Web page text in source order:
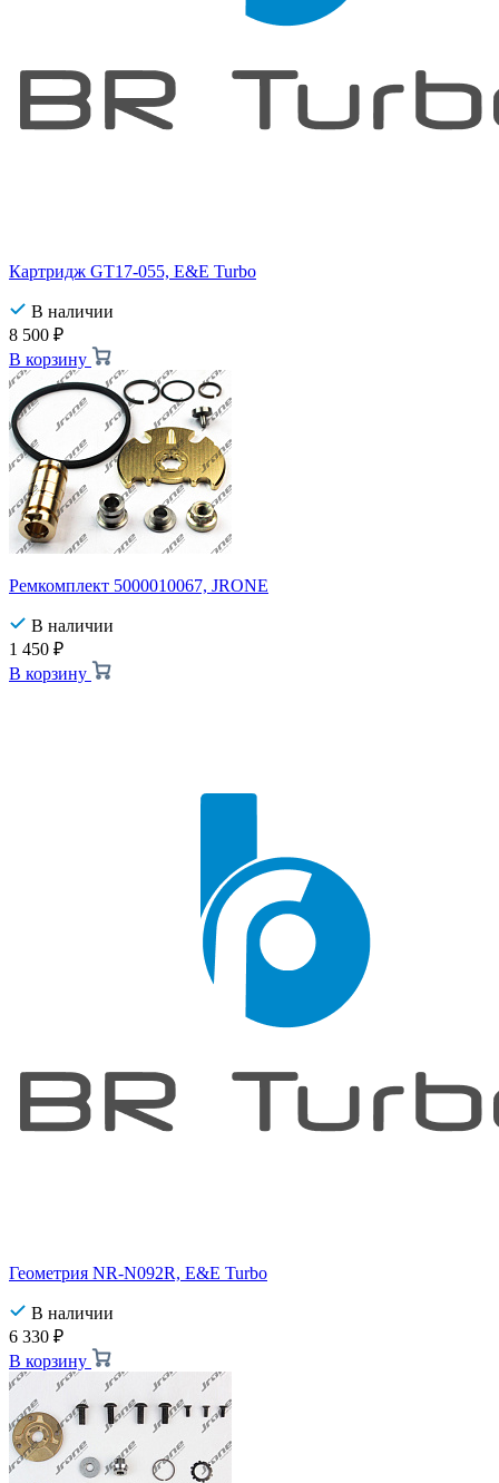
Картридж GT17-055, E&E Turbo
В наличии
8 500 ₽
В корзину
Ремкомплект 5000010067, JRONE
В наличии
1 450 ₽
В корзину
Геометрия NR-N092R, E&E Turbo
В наличии
6 330 ₽
В корзину